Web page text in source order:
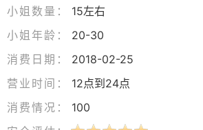
小姐数量：
15左右
小姐年龄：
20-30
消费日期：
2018-02-25
营业时间：
12点到24点
消费情况：
100